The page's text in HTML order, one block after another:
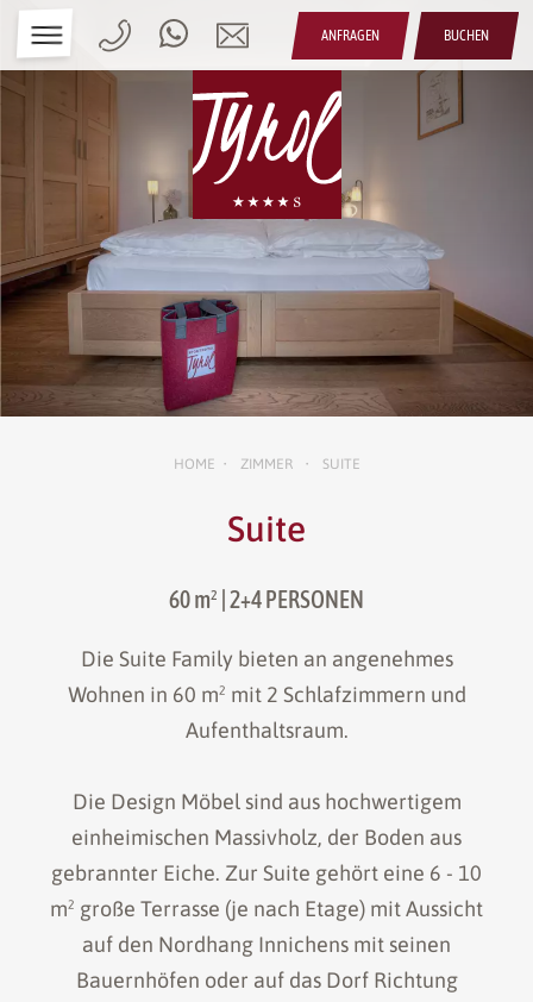
ANFRAGEN BUCHEN
HOME • ZIMMER • SUITE
Suite
60 m² | 2+4 PERSONEN
Die Suite Family bieten an angenehmes
Wohnen in 60 m² mit 2 Schlafzimmern und
Aufenthaltsraum.
Die Design Möbel sind aus hochwertigem
einheimischen Massivholz, der Boden aus
gebrannter Eiche. Zur Suite gehört eine 6 - 10
m² große Terrasse (je nach Etage) mit Aussicht
auf den Nordhang Innichens mit seinen
Bauernhöfen oder auf das Dorf Richtung